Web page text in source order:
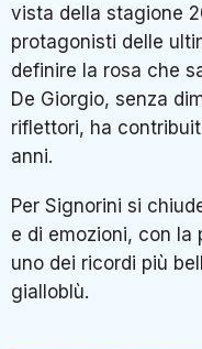
vista della stagione
protagonisti delle
definire la rosa che
De Giorgio, senza
riflettori, ha
anni.
Per Signorini si
e di emozioni, con la
uno dei ricordi più
gialloblù.